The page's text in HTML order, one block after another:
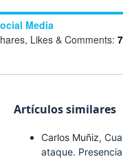
Media
Likes & Comments:
Artículos similares
Carlos Muñiz,
ataque.